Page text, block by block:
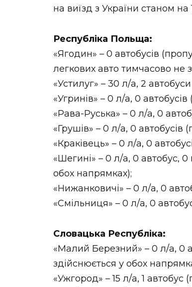
на виїзд з України станом на
Республіка Польща:
«Ягодин» – 0 автобусів
легкових авто тимчасово не
«Устилуг» – 30 л/а, 2
«Угринів» – 0 л/а, 0
«Рава-Руська» – 0 л/а, 0
«Грушів» – 0 л/а, 0 автобусів
«Краківець» – 0 л/а, 0
«Шегині» – 0 л/а, 0 автобус,
обох напрямках);
«Нижанковичі» – 0 л/а, 0
«Смільниця» – 0 л/а, 0
Словацька Республіка:
«Малий Березний» – 0 л/а, 0
здійснюється у обох
«Ужгород» – 15 л/а, 1 автобус